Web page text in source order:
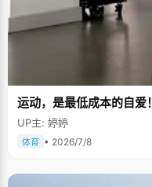
运动，是最低成本的自爱！
UP主: 婷婷
体育 • 2026/7/8